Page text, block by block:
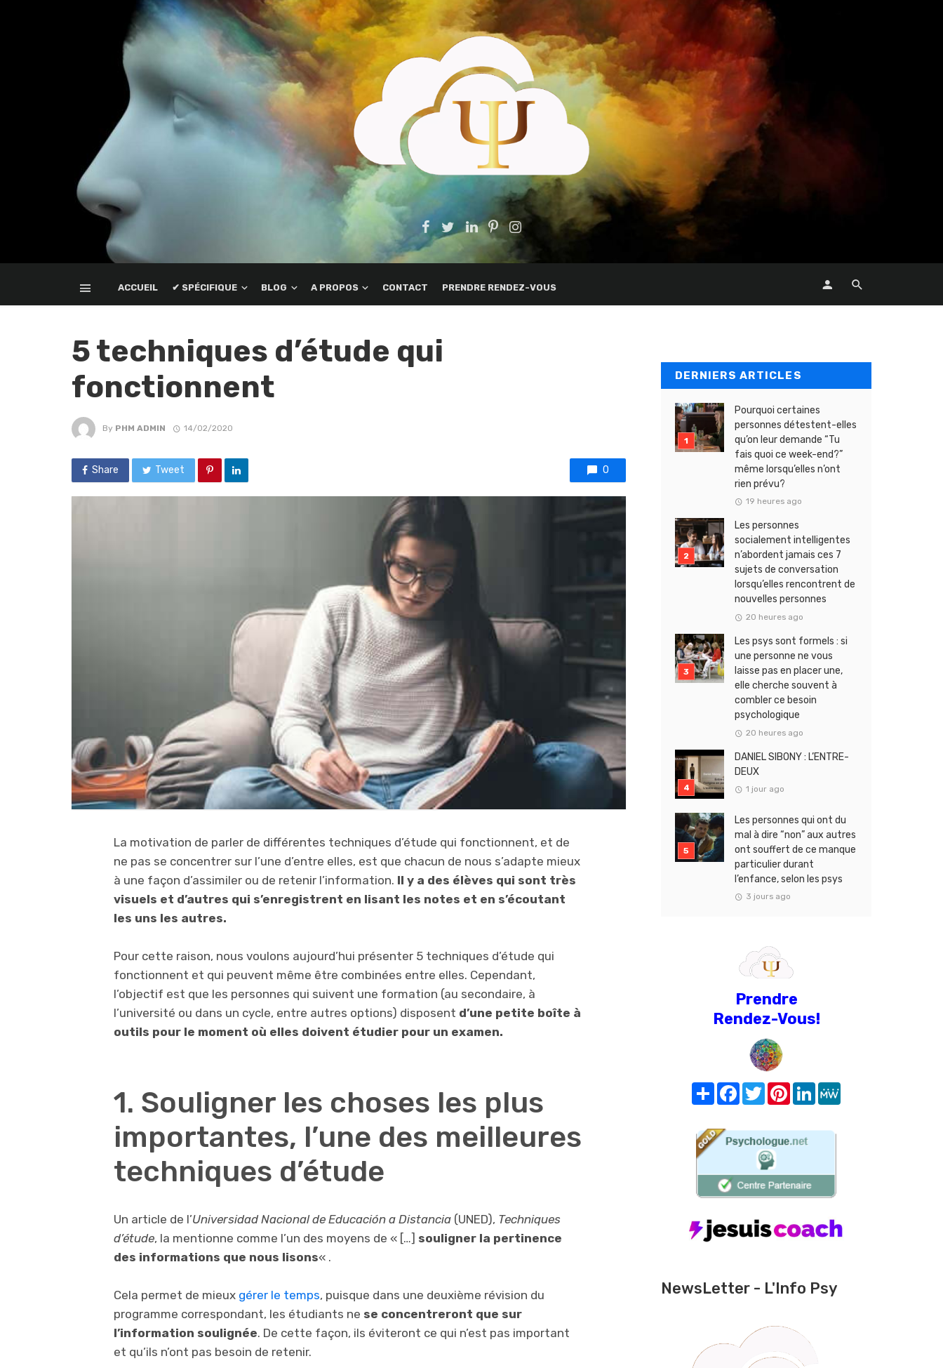
ACCUEIL ✔ SPÉCIFIQUE BLOG A PROPOS CONTACT PRENDRE RENDEZ-VOUS
5 techniques d’étude qui
fonctionnent
By PHM ADMIN 14/02/2020
Share Tweet 0
La motivation de parler de différentes techniques d’étude qui fonctionnent, et de
ne pas se concentrer sur l’une d’entre elles, est que chacun de nous s’adapte mieux
à une façon d’assimiler ou de retenir l’information. Il y a des élèves qui sont très
visuels et d’autres qui s’enregistrent en lisant les notes et en s’écoutant
les uns les autres.
Pour cette raison, nous voulons aujourd’hui présenter 5 techniques d’étude qui
fonctionnent et qui peuvent même être combinées entre elles. Cependant,
l’objectif est que les personnes qui suivent une formation (au secondaire, à
l’université ou dans un cycle, entre autres options) disposent d’une petite boîte à
outils pour le moment où elles doivent étudier pour un examen.
1. Souligner les choses les plus
importantes, l’une des meilleures
techniques d’étude
Un article de l’Universidad Nacional de Educación a Distancia (UNED), Techniques
d’étude, la mentionne comme l’un des moyens de « […] souligner la pertinence
des informations que nous lisons« .
Cela permet de mieux gérer le temps, puisque dans une deuxième révision du
programme correspondant, les étudiants ne se concentreront que sur
l’information soulignée. De cette façon, ils éviteront ce qui n’est pas important
et qu’ils n’ont pas besoin de retenir.
DERNIERS ARTICLES
Pourquoi certaines
personnes détestent-elles
qu’on leur demande “Tu
fais quoi ce week-end?”
même lorsqu’elles n’ont
rien prévu?
19 heures ago
Les personnes
socialement intelligentes
n’abordent jamais ces 7
sujets de conversation
lorsqu’elles rencontrent de
nouvelles personnes
20 heures ago
Les psys sont formels : si
une personne ne vous
laisse pas en placer une,
elle cherche souvent à
combler ce besoin
psychologique
20 heures ago
DANIEL SIBONY : L’ENTRE-
DEUX
1 jour ago
Les personnes qui ont du
mal à dire “non” aux autres
ont souffert de ce manque
particulier durant
l’enfance, selon les psys
3 jours ago
Prendre
Rendez-Vous!
Share FacebookTwitterPinterest
LinkedIn
NewsLetter - L'Info Psy